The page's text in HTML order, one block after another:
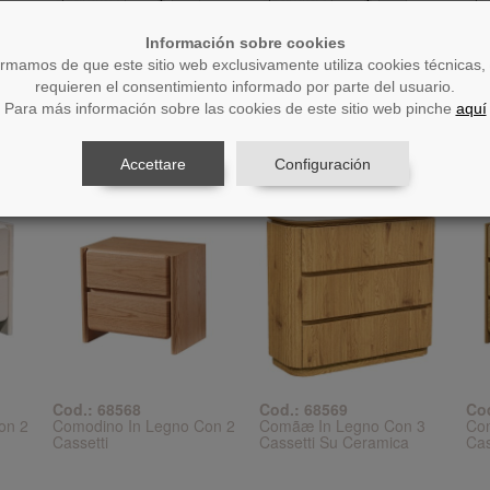
Información sobre cookies
de que este sitio web exclusivamente utiliza cookies técnicas,
requieren el consentimiento informado por parte del usuario.
Para más información sobre las cookies de este sitio web pinche aquí
Accettare Configuración
1.000,26€
Aggiungere
1.512,89€
Aggiungere
2
Cod.: 68568
Comodino In Legno Con 2
Cassetti
Cod.: 68569
Comãæ In Legno Con 3
Cassetti Su Ceramica